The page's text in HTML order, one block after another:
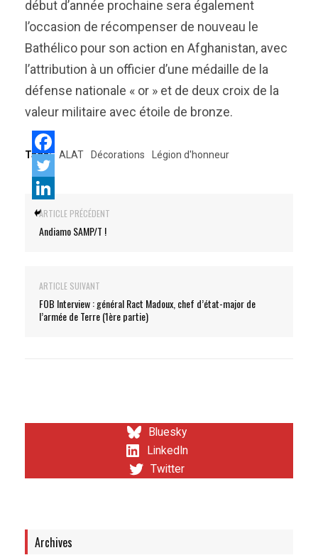
début d’année prochaine sera également
l’occasion de récompenser de nouveau le
Bathélico pour son action en Afghanistan, avec
l’attribution à un officier d’une médaille de la
défense nationale « or » et de deux croix de la
valeur militaire avec étoile de bronze.
Tags: ALAT Décorations Légion d'honneur
ARTICLE PRÉCÉDENT
Andiamo SAMP/T !
ARTICLE SUIVANT
FOB Interview : général Ract Madoux, chef d’état-major de
l’armée de Terre (1ère partie)
Bluesky
LinkedIn
Twitter
Archives